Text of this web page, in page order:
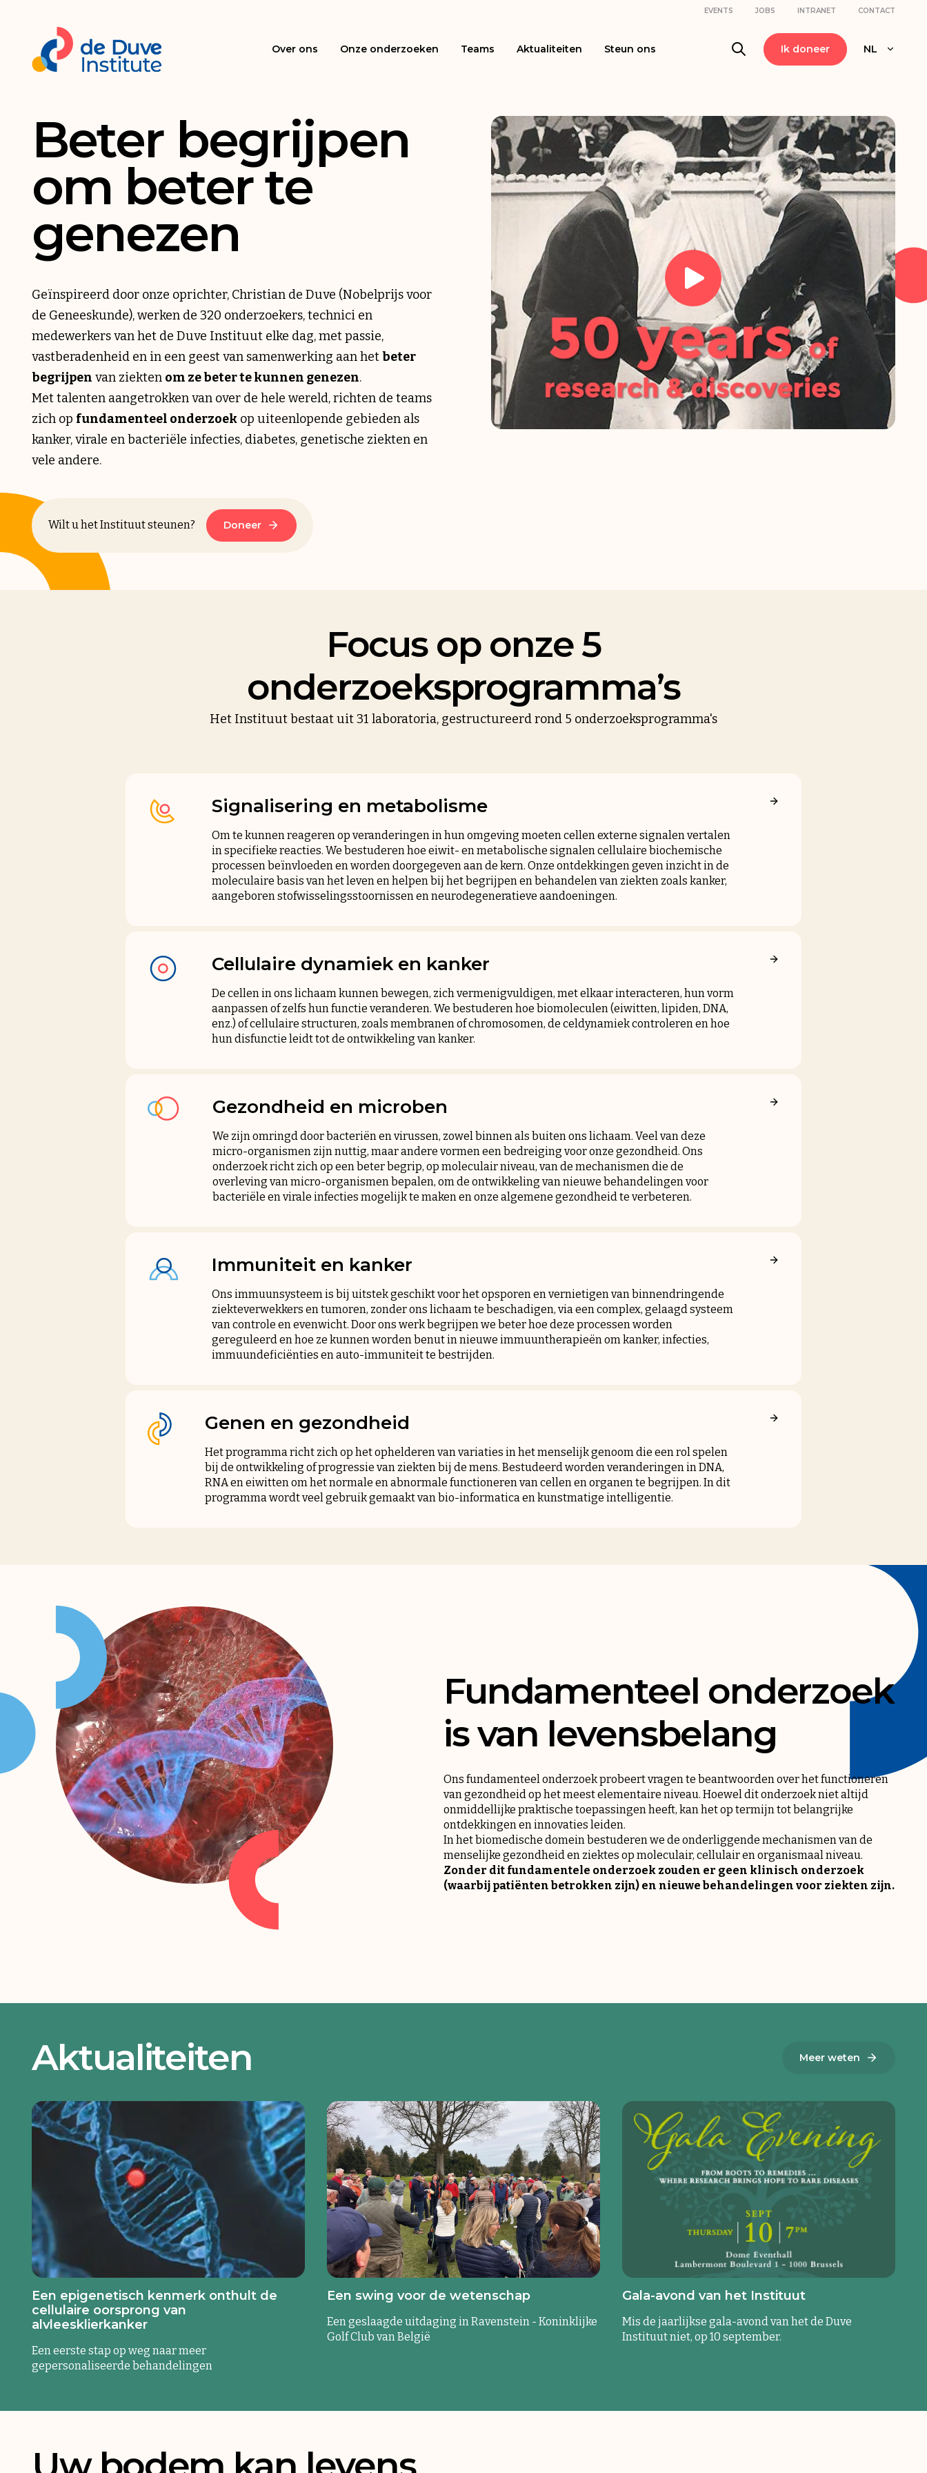
EVENTS JOBS INTRANET CONTACT
Over ons Onze onderzoeken Teams Aktualiteiten Steun ons Ik doneer NL
Beter begrijpen
om beter te
genezen
Geïnspireerd door onze oprichter, Christian de Duve (Nobelprijs voor
de Geneeskunde), werken de 320 onderzoekers, technici en
medewerkers van het de Duve Instituut elke dag, met passie,
vastberadenheid en in een geest van samenwerking aan hetbeter
begrijpen van ziekten om ze beter te kunnen genezen.
Met talenten aangetrokken van over de hele wereld, richten de teams
zich op fundamenteel onderzoek op uiteenlopende gebieden als
kanker, virale en bacteriële infecties, diabetes, genetische ziekten en
vele andere.
Wilt u het Instituut steunen? Doneer
Focus op onze 5
onderzoeksprogramma’s
Het Instituut bestaat uit 31 laboratoria, gestructureerd rond 5 onderzoeksprogramma's
Signalisering en metabolisme
Om te kunnen reageren op veranderingen in hun omgeving moeten cellen externe signalen vertalen
in specifieke reacties. We bestuderen hoe eiwit- en metabolische signalen cellulaire biochemische
processen beïnvloeden en worden doorgegeven aan de kern. Onze ontdekkingen geven inzicht in de
moleculaire basis van het leven en helpen bij het begrijpen en behandelen van ziekten zoals kanker,
aangeboren stofwisselingsstoornissen en neurodegeneratieve aandoeningen.
Cellulaire dynamiek en kanker
De cellen in ons lichaam kunnen bewegen, zich vermenigvuldigen, met elkaar interacteren, hun vorm
aanpassen of zelfs hun functie veranderen. We bestuderen hoe biomoleculen (eiwitten, lipiden, DNA,
enz.) of cellulaire structuren, zoals membranen of chromosomen, de celdynamiek controleren en hoe
hun disfunctie leidt tot de ontwikkeling van kanker.
Gezondheid en microben
We zijn omringd door bacteriën en virussen, zowel binnen als buiten ons lichaam. Veel van deze
micro-organismen zijn nuttig, maar andere vormen een bedreiging voor onze gezondheid. Ons
onderzoek richt zich op een beter begrip, op moleculair niveau, van de mechanismen die de
overleving van micro-organismen bepalen, om de ontwikkeling van nieuwe behandelingen voor
bacteriële en virale infecties mogelijk te maken en onze algemene gezondheid te verbeteren.
Immuniteit en kanker
Ons immuunsysteem is bij uitstek geschikt voor het opsporen en vernietigen van binnendringende
ziekteverwekkers en tumoren, zonder ons lichaam te beschadigen, via een complex, gelaagd systeem
van controle en evenwicht. Door ons werk begrijpen we beter hoe deze processen worden
gereguleerd en hoe ze kunnen worden benut in nieuwe immuuntherapieën om kanker, infecties,
immuundeficiënties en auto-immuniteit te bestrijden.
Genen en gezondheid
Het programma richt zich op het ophelderen van variaties in het menselijk genoom die een rol spelen
bij de ontwikkeling of progressie van ziekten bij de mens. Bestudeerd worden veranderingen in DNA,
RNA en eiwitten om het normale en abnormale functioneren van cellen en organen te begrijpen. In dit
programma wordt veel gebruik gemaakt van bio-informatica en kunstmatige intelligentie.
Fundamenteel onderzoek
is van levensbelang
Ons fundamenteel onderzoek probeert vragen te beantwoorden over het functioneren
van gezondheid op het meest elementaire niveau. Hoewel dit onderzoek niet altijd
onmiddellijke praktische toepassingen heeft, kan het op termijn tot belangrijke
ontdekkingen en innovaties leiden.
In het biomedische domein bestuderen we de onderliggende mechanismen van de
menselijke gezondheid en ziektes op moleculair, cellulair en organismaal niveau.
Zonder dit fundamentele onderzoek zouden er geen klinisch onderzoek
(waarbij patiënten betrokken zijn) en nieuwe behandelingen voor ziekten zijn.
Aktualiteiten Meer weten
Een epigenetisch kenmerk onthult de
cellulaire oorsprong van
alvleesklierkanker
Een eerste stap op weg naar meer
gepersonaliseerde behandelingen
Een swing voor de wetenschap
Een geslaagde uitdaging in Ravenstein - Koninklijke
Golf Club van België
Gala-avond van het Instituut
Mis de jaarlijkse gala-avond van het de Duve
Instituut niet, op 10 september.